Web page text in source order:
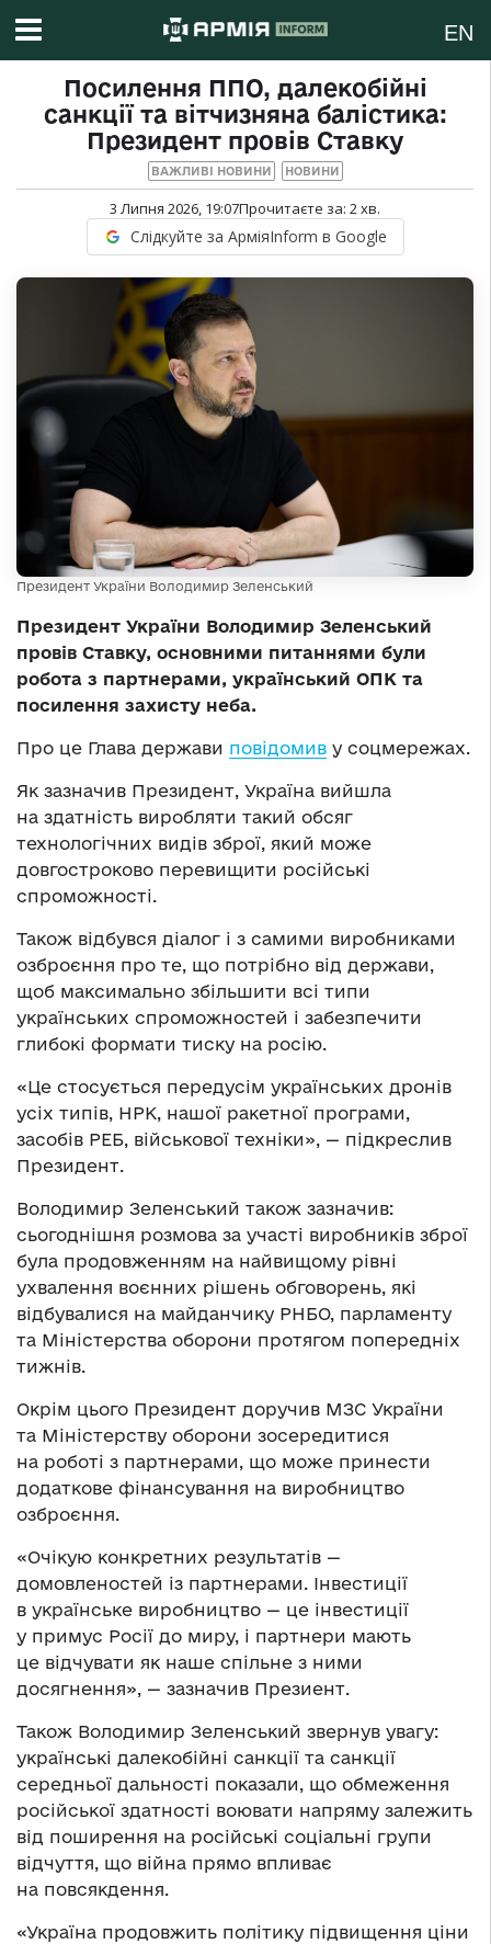
EN
Посилення ППО, далекобійні
санкції та вітчизняна балістика:
Президент провів Ставку
ВАЖЛИВІ НОВИНИ НОВИНИ
3 Липня 2026, 19:07Прочитаєте за: 2хв.
Слідкуйте за АрміяInform в Google
Президент України Володимир Зеленський
Президент України Володимир Зеленський
провів Ставку, основними питаннями були
робота з партнерами, український ОПК та
посилення захисту неба.
Про це Глава держави повідомив у соцмережах.
Як зазначив Президент, Україна вийшла
на здатність виробляти такий обсяг
технологічних видів зброї, який може
довгостроково перевищити російські
спроможності.
Також відбувся діалог і з самими виробниками
озброєння про те, що потрібно від держави,
щоб максимально збільшити всі типи
українських спроможностей і забезпечити
глибокі формати тиску на росію.
«Це стосується передусім українських дронів
усіх типів, НРК, нашої ракетної програми,
засобів РЕБ, військової техніки», — підкреслив
Президент.
Володимир Зеленський також зазначив:
сьогоднішня розмова за участі виробників зброї
була продовженням на найвищому рівні
ухвалення воєнних рішень обговорень, які
відбувалися на майданчику РНБО, парламенту
та Міністерства оборони протягом попередніх
тижнів.
Окрім цього Президент доручив МЗС України
та Міністерству оборони зосередитися
на роботі з партнерами, що може принести
додаткове фінансування на виробництво
озброєння.
«Очікую конкретних результатів —
домовленостей із партнерами. Інвестиції
в українське виробництво — це інвестиції
у примус Росії до миру, і партнери мають
це відчувати як наше спільне з ними
досягнення», — зазначив Презиент.
Також Володимир Зеленський звернув увагу:
українські далекобійні санкції та санкції
середньої дальності показали, що обмеження
російської здатності воювати напряму залежить
від поширення на російські соціальні групи
відчуття, що війна прямо впливає
на повсякдення.
«Україна продовжить політику підвищення ціни